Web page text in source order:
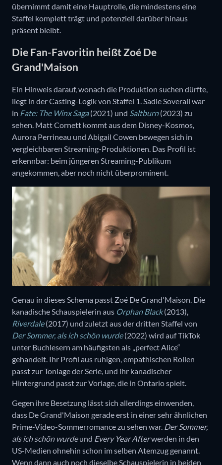
übernimmt damit eine Hauptrolle, die mindestens eine
Staffel komplett trägt und potenziell darüber hinaus
präsent bleibt.
Die Fan-Favoritin heißt Zoé De
Grand'Maison
Ein Hinweis darauf, wonach die Produktion suchen dürfte,
liegt in der Casting-Logik von Staffel 1. Sadie Soverall war
in Fate: The Winx Saga(2021) und Saltburn(2023) zu
sehen. Matt Cornett kommt aus dem Disney-Kosmos,
Aurora Perrineau und Abigail Cowen bewegen sich in
vergleichbaren Streaming-Produktionen. Das Profil ist
erkennbar: beim jüngeren Streaming-Publikum
angekommen, aber noch nicht überprominent.
Genau in dieses Schema passt Zoé De Grand'Maison. Die
kanadische Schauspielerin aus Orphan Black(2013),
Riverdale(2017) und zuletzt aus der dritten Staffel von
Der Sommer, als ich schön wurde(2022) wird auf TikTok
unter Buchlesern am häufigsten als „perfect Alice“
gehandelt. Ihr Profil aus ruhigen, empathischen Rollen
passt zur Tonlage der Serie, und ihr kanadischer
Hintergrund passt zur Vorlage, die in Ontario spielt.
Gegen ihre Besetzung lässt sich allerdings einwenden,
dass De Grand'Maison gerade erst in einer sehr ähnlichen
Prime-Video-Sommerromance zu sehen war. Der Sommer,
als ich schön wurdeund Every Year Afterwerden in den
US-Medien ohnehin schon im selben Atemzug genannt.
Wenn dann auch noch dieselbe Schauspielerin in beiden